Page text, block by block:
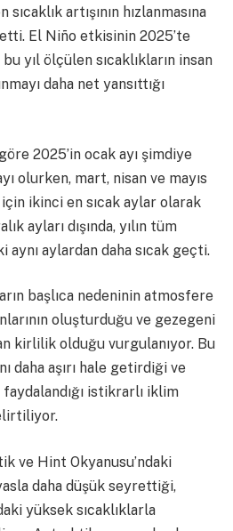
artışının hızlanmasına
etti. El Niño etkisinin 2025’te
yıl ölçülen sıcaklıkların insan
daha net yansıttığı
2025’in ocak ayı şimdiye
olurken, mart, nisan ve mayıs
ikinci en sıcak aylar olarak
ayları dışında, yılın tüm
aynı aylardan daha sıcak geçti.
başlıca nedeninin atmosfere
oluşturduğu ve gezegeni
kirlilik olduğu vurgulanıyor. Bu
daha aşırı hale getirdiği ve
istikrarlı iklim
ve Hint Okyanusu’ndaki
daha düşük seyrettiği,
yüksek sıcaklıklarla